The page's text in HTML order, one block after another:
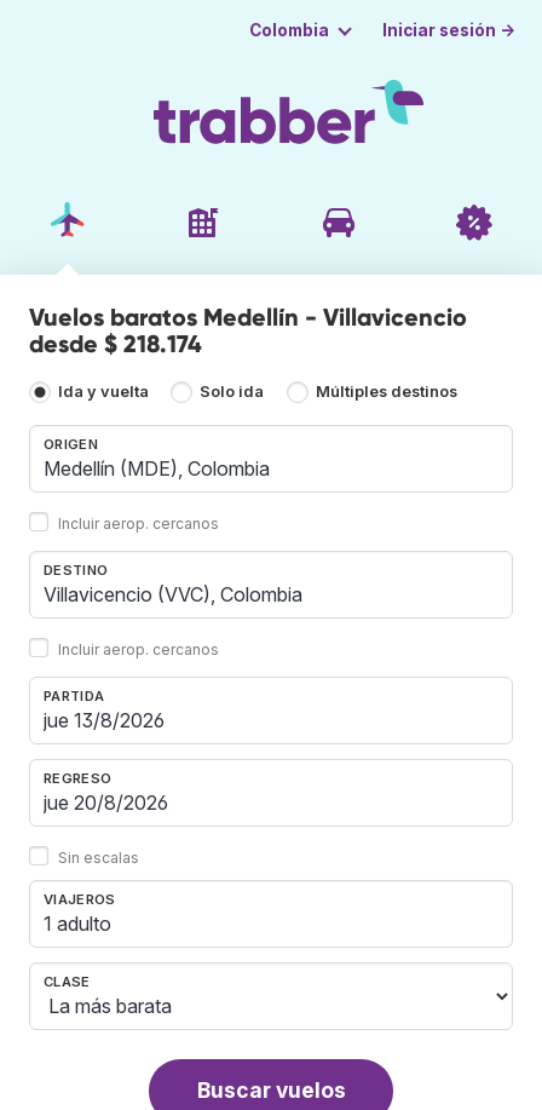
Colombia Iniciar sesión →
Vuelos baratos Medellín - Villavicencio
desde $ 218.174
Ida y vuelta Solo ida Múltiples destinos
ORIGEN
Incluir aerop. cercanos
DESTINO
Incluir aerop. cercanos
PARTIDA
REGRESO
Sin escalas
VIAJEROS
1 adulto
CLASE
Buscar vuelos